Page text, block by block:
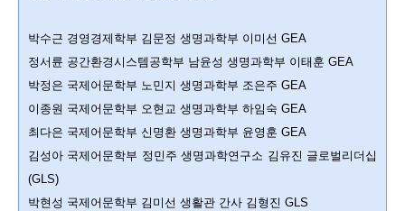
박수근 경영경제학부 김문정 생명과학부 이미선 GEA
정서륜 공간환경시스템공학부 남윤성 생명과학부 이태훈 GEA
박정은 국제어문학부 노민지 생명과학부 조은주 GEA
이종원 국제어문학부 오현교 생명과학부 하임숙 GEA
최다은 국제어문학부 신명환 생명과학부 윤영훈 GEA
김성아 국제어문학부 정민주 생명과학연구소 김유진 글로벌리더십
(GLS)
박현성 국제어문학부 김미선 생활관 간사 김형진 GLS